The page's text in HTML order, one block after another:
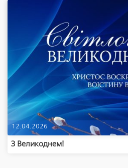
12.04.2026
З Великоднем!